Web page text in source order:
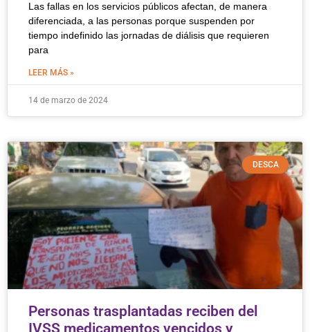
Las fallas en los servicios públicos afectan, de manera
diferenciada, a las personas porque suspenden por
tiempo indefinido las jornadas de diálisis que requieren
para
LEER MÁS »
14 de marzo de 2024
DESCA
Personas trasplantadas reciben del
IVSS medicamentos vencidos y